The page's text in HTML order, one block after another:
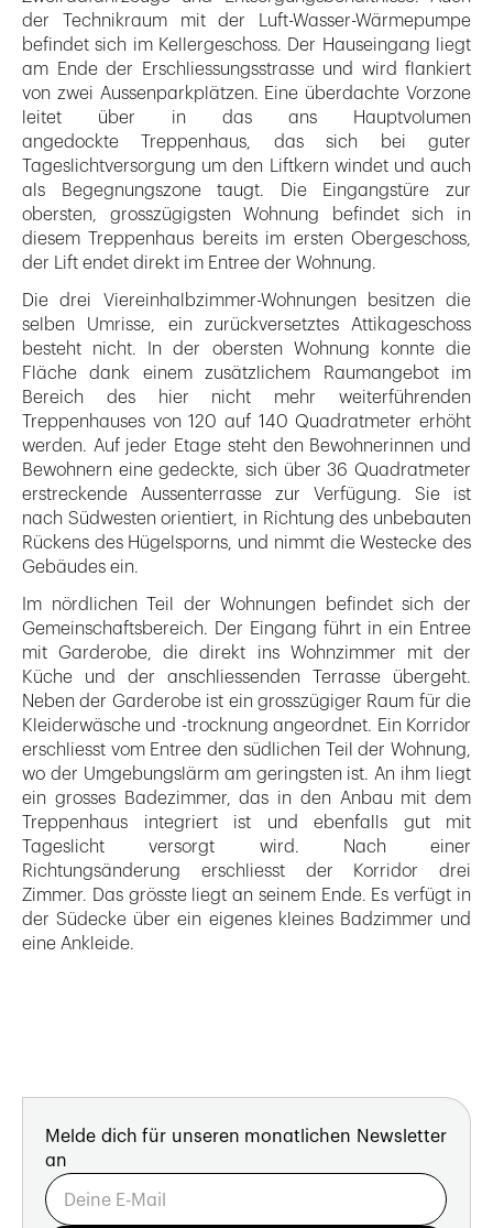
der Technikraum mit der Luft-Wasser-Wärmepumpe
befindet sich im Kellergeschoss. Der Hauseingang liegt
am Ende der Erschliessungsstrasse und wird flankiert
von zwei Aussenparkplätzen. Eine überdachte Vorzone
leitet über in das ans Hauptvolumen
angedockte Treppenhaus, das sich bei guter
Tageslichtversorgung um den Liftkern windet und auch
als Begegnungszone taugt. Die Eingangstüre zur
obersten, grosszügigsten Wohnung befindet sich in
diesem Treppenhaus bereits im ersten Obergeschoss,
der Lift endet direkt im Entree der Wohnung.
Die drei Viereinhalbzimmer-Wohnungen besitzen die
selben Umrisse, ein zurückversetztes Attikageschoss
besteht nicht. In der obersten Wohnung konnte die
Fläche dank einem zusätzlichem Raumangebot im
Bereich des hier nicht mehr weiterführenden
Treppenhauses von 120 auf 140 Quadratmeter erhöht
werden. Auf jeder Etage steht den Bewohnerinnen und
Bewohnern eine gedeckte, sich über 36 Quadratmeter
erstreckende Aussenterrasse zur Verfügung. Sie ist
nach Südwesten orientiert, in Richtung des unbebauten
Rückens des Hügelsporns, und nimmt die Westecke des
Gebäudes ein.
Im nördlichen Teil der Wohnungen befindet sich der
Gemeinschaftsbereich. Der Eingang führt in ein Entree
mit Garderobe, die direkt ins Wohnzimmer mit der
Küche und der anschliessenden Terrasse übergeht.
Neben der Garderobe ist ein grosszügiger Raum für die
Kleiderwäsche und -trocknung angeordnet. Ein Korridor
erschliesst vom Entree den südlichen Teil der Wohnung,
wo der Umgebungslärm am geringsten ist. An ihm liegt
ein grosses Badezimmer, das in den Anbau mit dem
Treppenhaus integriert ist und ebenfalls gut mit
Tageslicht versorgt wird. Nach einer
Richtungsänderung erschliesst der Korridor drei
Zimmer. Das grösste liegt an seinem Ende. Es verfügt in
der Südecke über ein eigenes kleines Badzimmer und
eine Ankleide.
Melde dich für unseren monatlichen Newsletter
an